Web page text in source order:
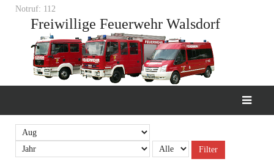
Notruf: 112
Freiwillige Feuerwehr Walsdorf
Filter